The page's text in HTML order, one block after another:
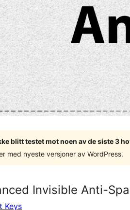
blitt testet mot noen av de siste 3
med nyeste versjoner av WordPress.
Invisible Anti-
Keys